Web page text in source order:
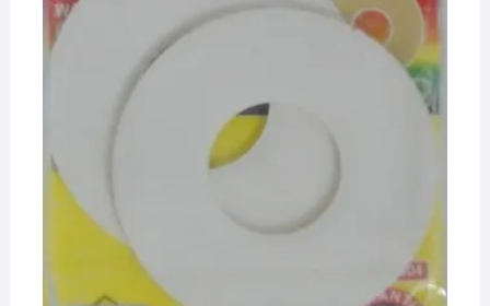
¡Hola! Soy el asesor virtual de Ferretería El Arroyo.
Cuéntame qué necesitas y te ayudo a encontrarlo,
aunque no sepas el nombre exacto